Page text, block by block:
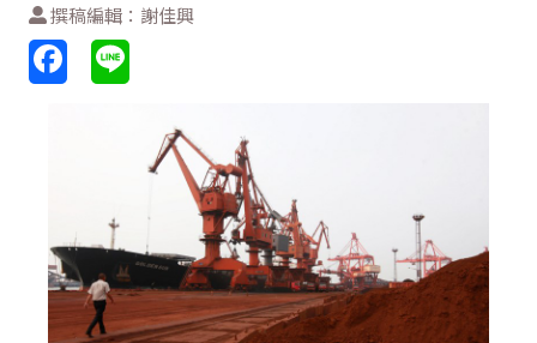
撰稿編輯：謝佳興